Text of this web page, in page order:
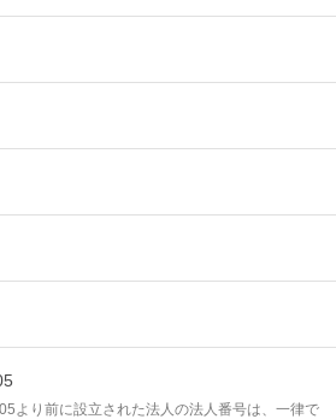
より前に設立された法人の法人番号は、一律で